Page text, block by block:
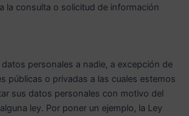
la consulta o solicitud de información
personales a nadie, a excepción de
públicas o privadas a las cuales estemos
sus datos personales con motivo del
ley. Por poner un ejemplo, la Ley